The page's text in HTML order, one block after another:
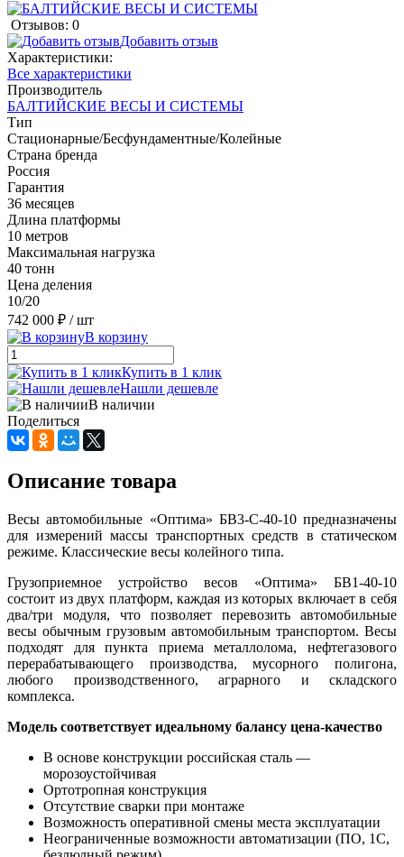
Отзывов: 0
Добавить отзыв
Характеристики:
Все характеристики
Производитель
БАЛТИЙСКИЕ ВЕСЫ И СИСТЕМЫ
Тип
Стационарные/Бесфундаментные/Колейные
Страна бренда
Россия
Гарантия
36 месяцев
Длина платформы
10 метров
Максимальная нагрузка
40 тонн
Цена деления
10/20
742 000 ₽ / шт
В корзину
Купить в 1 клик
Нашли дешевле
В наличии
Поделиться
Описание товара
Весы автомобильные «Оптима» БВ3-С-40-10 предназначены
для измерений массы транспортных средств в статическом
режиме. Классические весы колейного типа.
Грузоприемное устройство весов «Оптима» БВ1-40-10
состоит из двух платформ, каждая из которых включает в себя
два/три модуля, что позволяет перевозить автомобильные
весы обычным грузовым автомобильным транспортом. Весы
подходят для пункта приема металлолома, нефтегазового
перерабатывающего производства, мусорного полигона,
любого производственного, аграрного и складского
комплекса.
Модель соответствует идеальному балансу цена-качество
В основе конструкции российская сталь —
морозоустойчивая
Ортотропная конструкция
Отсутствие сварки при монтаже
Возможность оперативной смены места эксплуатации
Неограниченные возможности автоматизации (ПО, 1С,